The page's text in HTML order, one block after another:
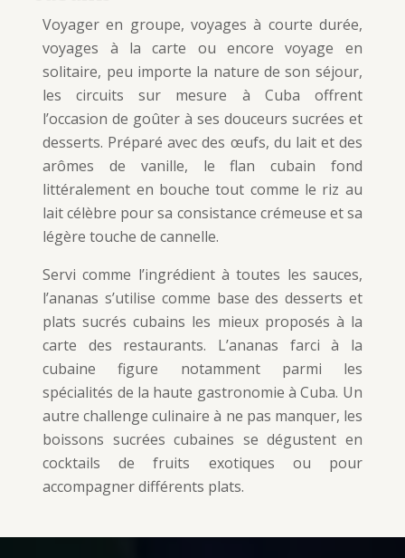
Voyager en groupe, voyages à courte durée,
voyages à la carte ou encore voyage en
solitaire, peu importe la nature de son séjour,
les circuits sur mesure à Cuba offrent
l’occasion de goûter à ses douceurs sucrées et
desserts. Préparé avec des œufs, du lait et des
arômes de vanille, le flan cubain fond
littéralement en bouche tout comme le riz au
lait célèbre pour sa consistance crémeuse et sa
légère touche de cannelle.
Servi comme l’ingrédient à toutes les sauces,
l’ananas s’utilise comme base des desserts et
plats sucrés cubains les mieux proposés à la
carte des restaurants. L’ananas farci à la
cubaine figure notamment parmi les
spécialités de la haute gastronomie à Cuba. Un
autre challenge culinaire à ne pas manquer, les
boissons sucrées cubaines se dégustent en
cocktails de fruits exotiques ou pour
accompagner différents plats.